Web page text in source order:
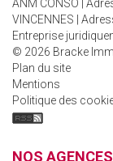
ANM CONSO |
VINCENNES |
Entreprise
© 2026 Bracke
Plan du site
Mentions
Politique des
NOS AGENCES